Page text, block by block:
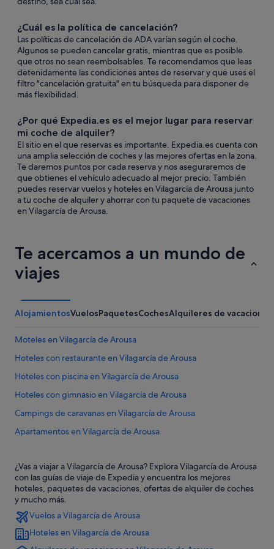
¿Cuál es la política de cancelación?
Las políticas de cancelación de ADA varían según el coche.
Algunos se pueden cancelar gratis, mientras que es posible
que otros no sean reembolsables. Te recomendamos que leas
detenidamente las condiciones antes de reservar y que uses el
filtro "cancelación gratuita" en tu búsqueda para disponer de
más flexibilidad.
¿Por qué Expedia.es es el mejor lugar para reservar
mi coche de alquiler?
El sitio en el que reservas es importante. Expedia.es cuenta con
una amplia selección de coches y las mejores ofertas en la zona.
Te daremos puntos por cada reserva y nos aseguraremos de
que obtienes el vehículo adecuado al mejor precio. También
puedes reservar vuelos y hoteles en Vilagarcía de Arousa junto
a tu coche de alquiler y ahorrar con tu paquete de vacaciones
en Vilagarcía de Arousa.
Te acercamos a un mundo de
viajes
AlojamientosVuelosPaquetesCochesAlquileres de vacaciones
Moteles en Vilagarcía de Arousa
Hoteles con restaurante en Vilagarcía de Arousa
Hoteles con piscina en Vilagarcía de Arousa
Hoteles con gimnasio en Vilagarcía de Arousa
Campings de caravanas en Vilagarcía de Arousa
Apartamentos en Vilagarcía de Arousa
Moteles en Estación de tren de Vilagarcía de Arousa
B&B en Vilagarcía de Arousa
Pensiones en Carril
Hoteles para bodas en Vilagarcía de Arousa
O Salnés hoteles
¿Vas a viajar a Vilagarcía de Arousa? Explora Vilagarcía de Arousa
con las guías de viaje de Expedia y encuentra los mejores
hoteles, paquetes de vacaciones, ofertas de alquiler de coches
y mucho más.
Vuelos a Vilagarcía de Arousa
Hoteles en Vilagarcía de Arousa